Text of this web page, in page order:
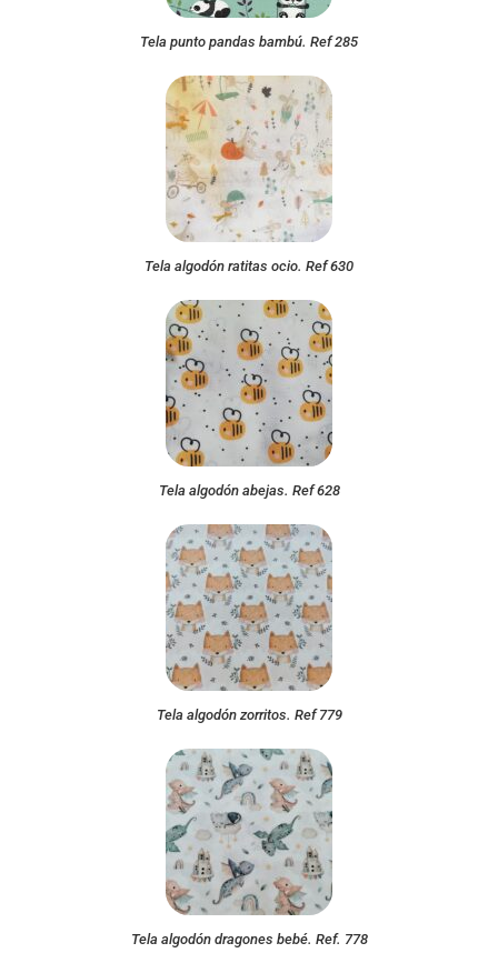
Tela punto pandas bambú. Ref 285
Tela algodón ratitas ocio. Ref 630
Tela algodón abejas. Ref 628
Tela algodón zorritos. Ref 779
Tela algodón dragones bebé. Ref. 778